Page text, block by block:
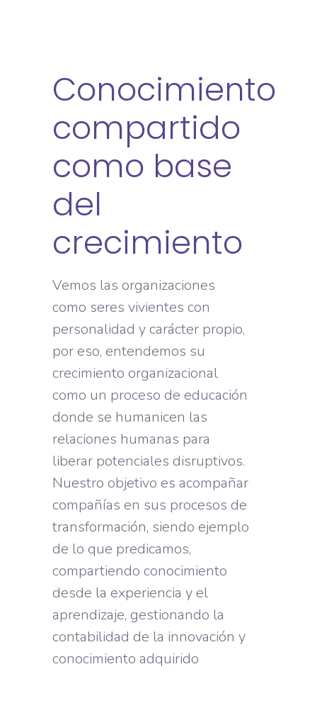
Conocimiento
compartido
como base
del
crecimiento
Vemos las organizaciones
como seres vivientes con
personalidad y carácter propio,
por eso, entendemos su
crecimiento organizacional
como un proceso de educación
donde se humanicen las
relaciones humanas para
liberar potenciales disruptivos.
Nuestro objetivo es acompañar
compañías en sus procesos de
transformación, siendo ejemplo
de lo que predicamos,
compartiendo conocimiento
desde la experiencia y el
aprendizaje, gestionando la
contabilidad de la innovación y
conocimiento adquirido